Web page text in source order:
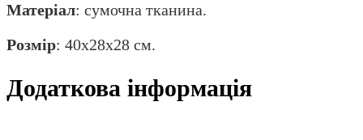
Матеріал: сумочна тканина.
Розмір: 40х28х28 см.
Додаткова інформація